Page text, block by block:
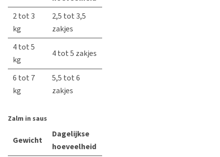
2 tot 3
kg
2,5 tot 3,5
zakjes
4 tot 5
kg
4 tot 5 zakjes
6 tot 7
kg
5,5 tot 6
zakjes
Zalm in saus
Gewicht
Dagelijkse
hoeveelheid